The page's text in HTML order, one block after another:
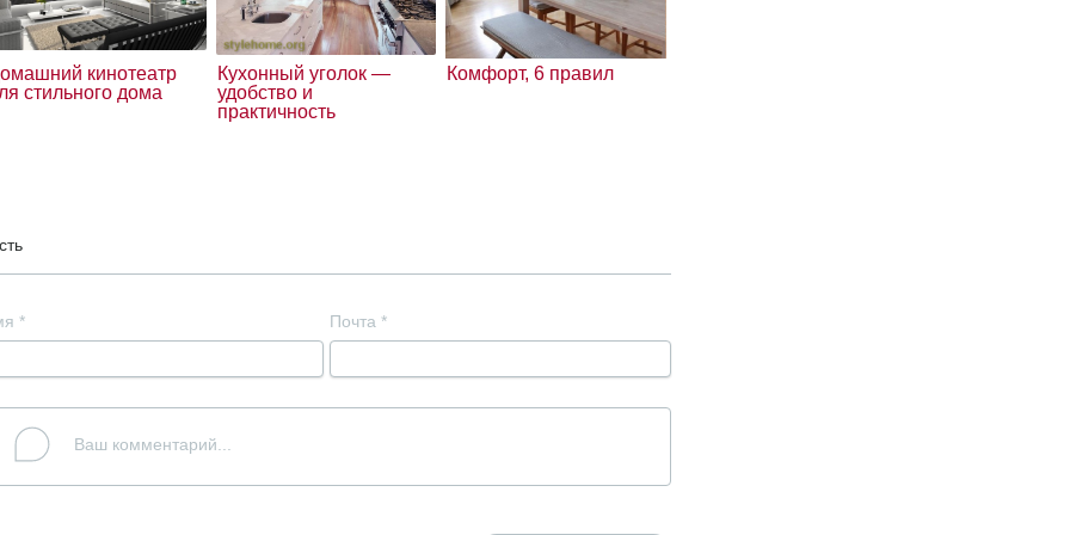
кинотеатр
стильного дома
Кухонный уголок —
удобство и
практичность
Комфорт, 6 правил
* Почта *